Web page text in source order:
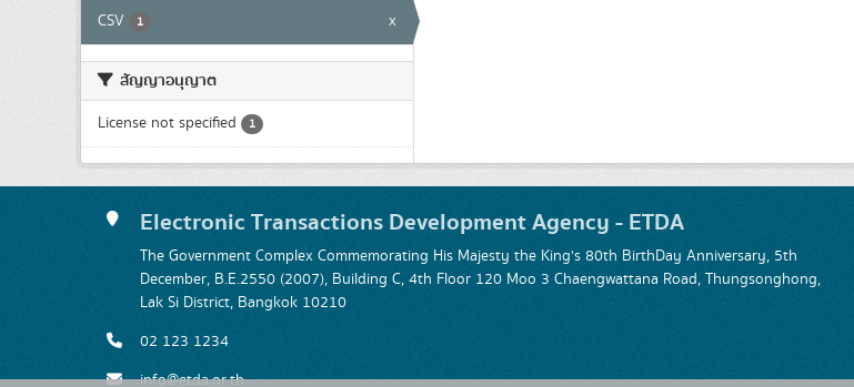
CSV 1 x
สัญญาอนุญาต
License not specified 1
Electronic Transactions Development Agency - ETDA
The Government Complex Commemorating His Majesty the King's 80th BirthDay Anniversary, 5th
December, B.E.2550 (2007), Building C, 4th Floor 120 Moo 3 Chaengwattana Road, Thungsonghong,
Lak Si District, Bangkok 10210
02 123 1234
info@etda.or.th